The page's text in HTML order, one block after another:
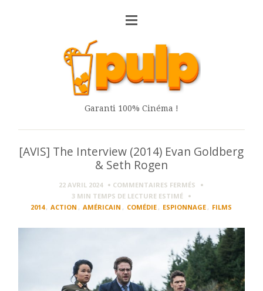
Garanti 100% Cinéma !
[AVIS] The Interview (2014) Evan Goldberg
& Seth Rogen
22 AVRIL 2024 COMMENTAIRES FERMÉS SUR
THE
(2014)
EVAN
GOLDBERG
SETH
ROGEN
3 MIN TEMPS DE LECTURE ESTIMÉ
2014, ACTION , AMÉRICAIN , COMÉDIE , ESPIONNAGE , FILMS